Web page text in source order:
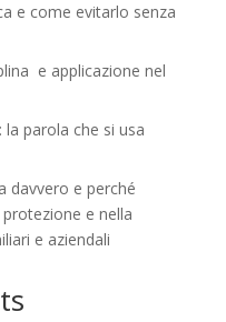
e come evitarlo senza
e applicazione nel
parola che si usa
davvero e perché
e nella
e aziendali